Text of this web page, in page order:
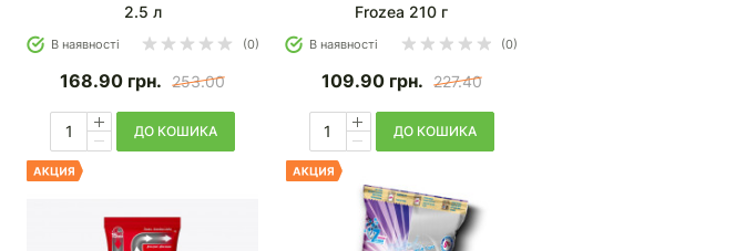
2.5 л
В наявності (0)
168.90 грн. 253.00
ДО КОШИКА
Frozea 210 г
В наявності (0)
109.90 грн. 227.40
ДО КОШИКА